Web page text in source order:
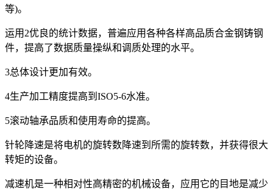
等)。
运用2优良的统计数据，普遍应用各种各样高品质合金钢铸钢
件，提高了数据质量操纵和调质处理的水平。
3总体设计更加有效。
4生产加工精度提高到ISO5-6水准。
5滚动轴承品质和使用寿命的提高。
针轮降速是将电机的旋转数降速到所需的旋转数，并获得很大
转矩的设备。
减速机是一种相对性高精密的机械设备，应用它的目地是减少